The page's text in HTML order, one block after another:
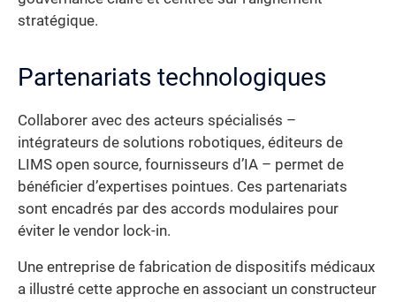
stratégique.
Partenariats technologiques
Collaborer avec des acteurs spécialisés –
intégrateurs de solutions robotiques, éditeurs de
LIMS open source, fournisseurs d’IA – permet de
bénéficier d’expertises pointues. Ces partenariats
sont encadrés par des accords modulaires pour
éviter le vendor lock-in.
Une entreprise de fabrication de dispositifs médicaux
a illustré cette approche en associant un constructeur